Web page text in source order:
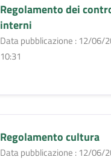
Regolamento dei
interni
Data pubblicazione : 12/06/
10:31
Regolamento cultura
Data pubblicazione : 12/06/